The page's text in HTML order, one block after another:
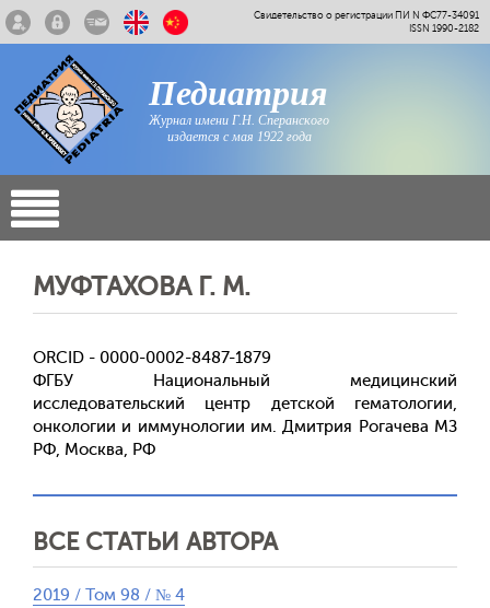
Свидетельство о регистрации ПИ N ФС77-34091
ISSN 1990-2182
Педиатрия
Журнал имени Г.Н. Сперанского
издается с мая 1922 года
МУФТАХОВА Г. М.
ORCID - 0000-0002-8487-1879
ФГБУ Национальный медицинский
исследовательский центр детской гематологии,
онкологии и иммунологии им. Дмитрия Рогачева МЗ
РФ, Москва, РФ
ВСЕ СТАТЬИ АВТОРА
2019 / Том 98 / № 4